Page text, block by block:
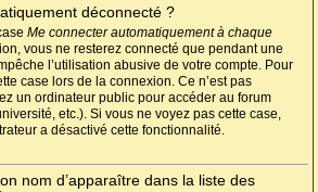
déconnecté ?
Me connecter automatiquement à chaque
vous ne resterez connecté que pendant une
l’utilisation abusive de votre compte. Pour
case lors de la connexion. Ce n’est pas
un ordinateur public pour accéder au forum
etc.). Si vous ne voyez pas cette case,
a désactivé cette fonctionnalité.
nom d’apparaître dans la liste des